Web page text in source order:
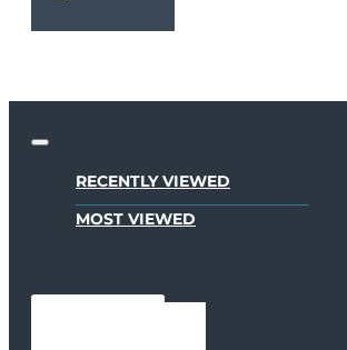
RECENTLY VIEWED
MOST VIEWED